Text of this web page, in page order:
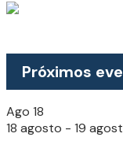
Próximos
Ago 18
18 agosto - 19